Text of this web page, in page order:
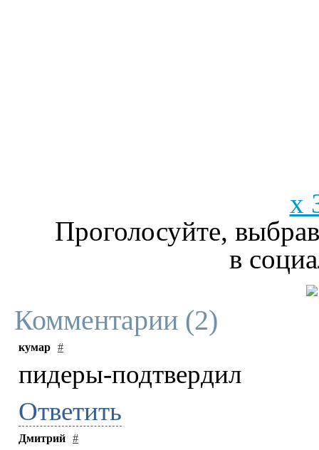
x
Проголосуйте,
в
Комментарии (2)
кумар #
пидеры-подтвердил
Ответить
Дмитрий #